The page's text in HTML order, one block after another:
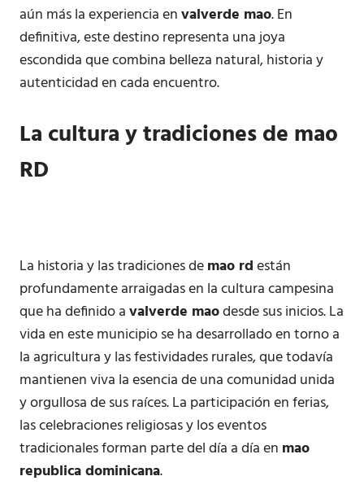
aún más la experiencia envalverde mao. En
definitiva, este destino representa una joya
escondida que combina belleza natural, historia y
autenticidad en cada encuentro.
La cultura y tradiciones de mao
RD
La historia y las tradiciones demao rdestán
profundamente arraigadas en la cultura campesina
que ha definido avalverde maodesde sus inicios. La
vida en este municipio se ha desarrollado en torno a
la agricultura y las festividades rurales, que todavía
mantienen viva la esencia de una comunidad unida
y orgullosa de sus raíces. La participación en ferias,
las celebraciones religiosas y los eventos
tradicionales forman parte del día a día en mao
republica dominicana.